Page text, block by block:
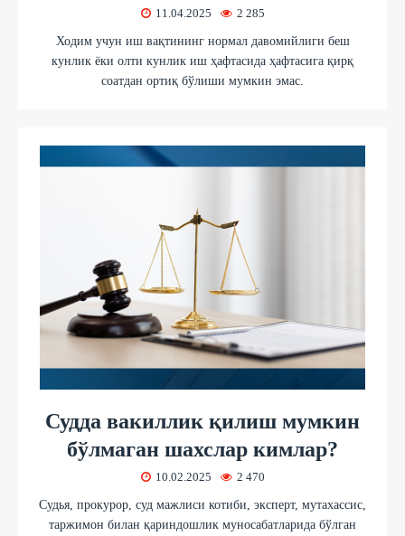
11.04.2025 2 285
Ходим учун иш вақтининг нормал давомийлиги беш
кунлик ёки олти кунлик иш ҳафтасида ҳафтасига қирқ
соатдан ортиқ бўлиши мумкин эмас.
Судда вакиллик қилиш мумкин
бўлмаган шахслар кимлар?
10.02.2025 2 470
Судья, прокурор, суд мажлиси котиби, эксперт, мутахассис,
таржимон билан қариндошлик муносабатларида бўлган